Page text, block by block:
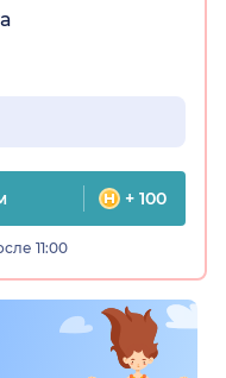
+ 100
11:00